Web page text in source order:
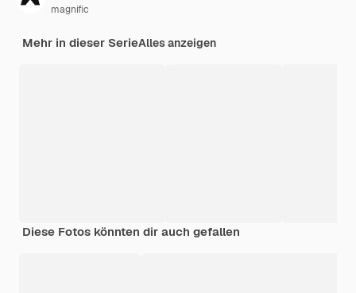
magnific
Mehr in dieser SerieAlles anzeigen
Diese Fotos könnten dir auch gefallen